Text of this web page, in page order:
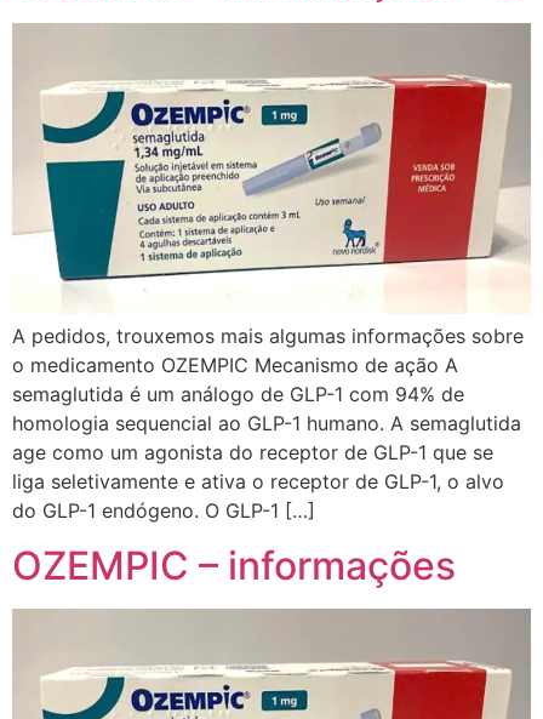
A pedidos, trouxemos mais algumas informações sobre
o medicamento OZEMPIC Mecanismo de ação A
semaglutida é um análogo de GLP-1 com 94% de
homologia sequencial ao GLP-1 humano. A semaglutida
age como um agonista do receptor de GLP-1 que se
liga seletivamente e ativa o receptor de GLP-1, o alvo
do GLP-1 endógeno. O GLP-1 […]
OZEMPIC – informações